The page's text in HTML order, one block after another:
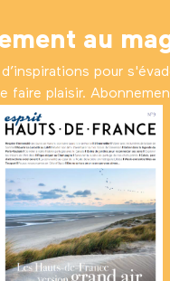
au
pour
faire plaisir.